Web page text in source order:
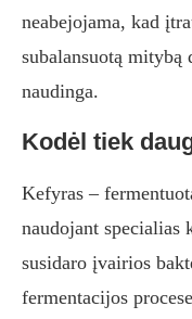
neabejojama, kad
subalansuotą
naudinga.
Kodėl tiek
Kefyras –
naudojant specialias
susidaro įvairios
fermentacijos